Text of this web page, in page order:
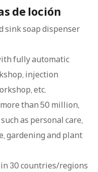
de loción
sink soap dispenser
fully automatic
injection
etc.
than 50 million,
as personal care,
gardening and plant
in 30 countries/regions